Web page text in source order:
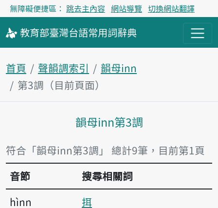
無障礙便捷區： 跳去主內容 網站導覽 切換網站翻譯
教育部臺灣台語常用詞辭典
首頁 聲韻調索引
韻母inn
第3調（目前頁面）
主內容區塊
韻母inn第3調
符合「韻母inn第3調」 總計9筆，目前第1頁
音節
搜尋相關詞
hìnn
挕